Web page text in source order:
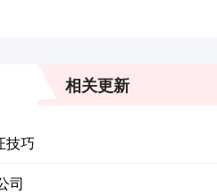
相关更新
技巧
司